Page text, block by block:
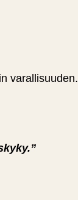
varallisuuden.